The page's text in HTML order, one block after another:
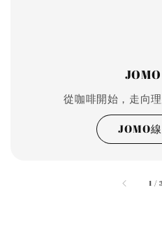
從咖啡開始，走向
JOMO
1 /